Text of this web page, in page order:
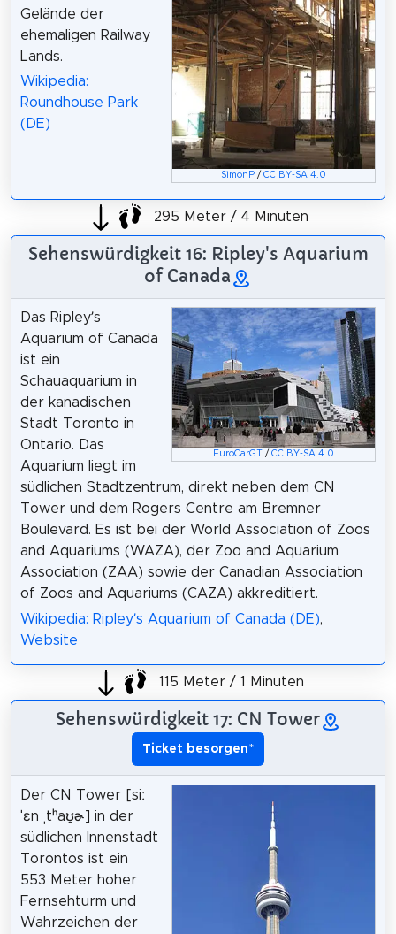
SimonP /CC BY-SA 4.0
Gelände der
ehemaligen Railway
Lands.
Wikipedia:
Roundhouse Park
(DE)
295 Meter / 4 Minuten
Sehenswürdigkeit 16: Ripley's Aquarium
of Canada
EuroCarGT /CC BY-SA 4.0
Das Ripley’s
Aquarium of Canada
ist ein
Schauaquarium in
der kanadischen
Stadt Toronto in
Ontario. Das
Aquarium liegt im
südlichen Stadtzentrum, direkt neben dem CN
Tower und dem Rogers Centre am Bremner
Boulevard. Es ist bei der World Association of Zoos
and Aquariums (WAZA), der Zoo and Aquarium
Association (ZAA) sowie der Canadian Association
of Zoos and Aquariums (CAZA) akkreditiert.
Wikipedia: Ripley’s Aquarium of Canada (DE),
Website
115 Meter / 1 Minuten
Sehenswürdigkeit 17: CN Tower
Ticket besorgen*
Der CN Tower [siː
ˈɛn ˌtʰaʊ̯ɚ] in der
südlichen Innenstadt
Torontos ist ein
553 Meter hoher
Fernsehturm und
Wahrzeichen der